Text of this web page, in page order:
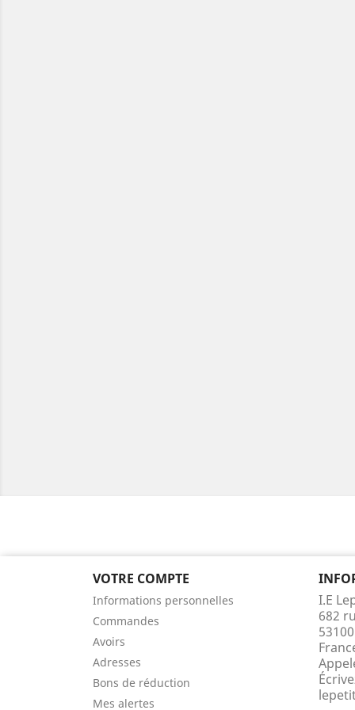
VOTRE COMPTE
Informations personnelles
Commandes
Avoirs
Adresses
Bons de réduction
Mes alertes
I.E
682